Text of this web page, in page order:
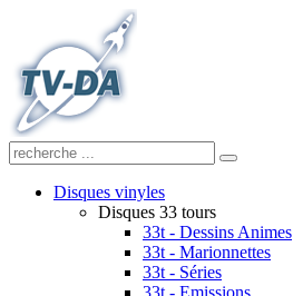
Disques vinyles
Disques 33 tours
33t - Dessins Animes
33t - Marionnettes
33t - Séries
33t - Emissions